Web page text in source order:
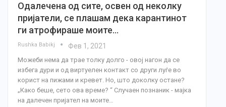
Одалечена од сите, освен од неколку
пријатели, се плашам дека карантинот
ги атрофираше моите…
Rushka Babikj Фев 1, 2021
Можеби нема да трае толку долго - овој нагон да се
избега дури и од виртуелен контакт со други луѓе во
корист на пижами и кревет. Но, што доколку остане?
„Како беше, сето ова време? “ Случаен познаник - мајка
на далечен пријател на моите…